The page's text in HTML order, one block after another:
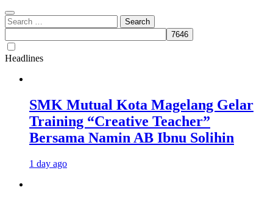
Search
for:
Headlines
SMK Mutual Kota Magelang Gelar
Training “Creative Teacher”
Bersama Namin AB Ibnu Solihin
1 day ago